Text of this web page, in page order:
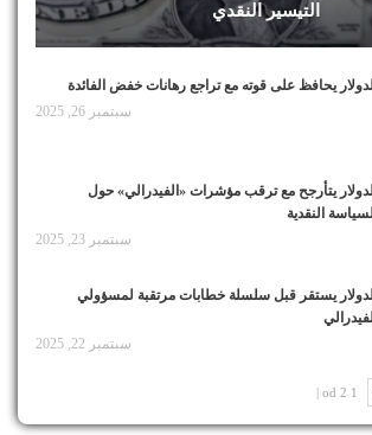
التيسير النقدي
الدولار يحافظ على قوته مع تراجع رهانات خفض الفائدة
سبتمبر 26, 2025
يتأرجح مع ترقب مؤشرات «الفيدرالي» حول
النقدية
سبتمبر 23, 2025
الدولار يستقر قبل سلسلة خطابات مرتقبة لمسؤولي
الفيدرالي
سبتمبر 22, 2025
1 od 2 |